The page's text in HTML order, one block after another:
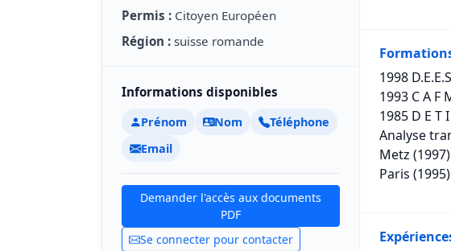
Permis : Citoyen Européen
Région : suisse romande
Informations disponibles
Prénom Nom
Téléphone
Email
Demander l'accès aux documents
PDF
Se connecter pour contacter
1998
1993 C A F
1985 D E T
Analyse
Metz
Paris